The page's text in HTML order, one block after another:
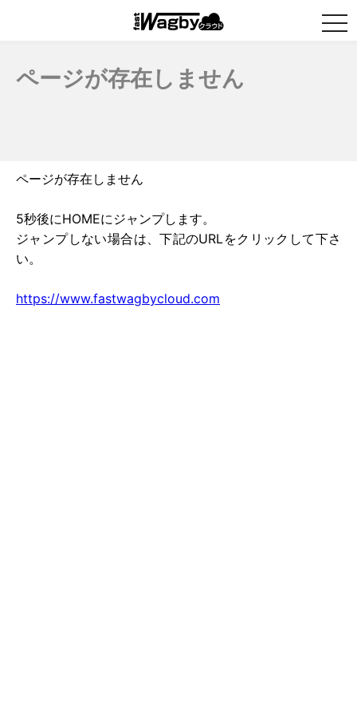
ページが存在しません
ページが存在しません
5秒後にHOMEにジャンプします。
ジャンプしない場合は、下記のURLをクリックして下さ
い。
https://www.fastwagbycloud.com